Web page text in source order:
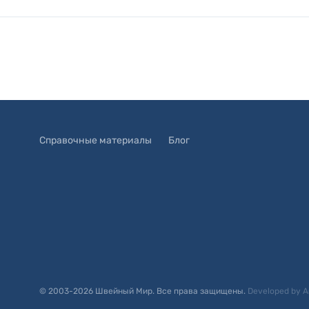
Справочные материалы Блог
© 2003-2026 Швейный Мир. Все права защищены. Developed by